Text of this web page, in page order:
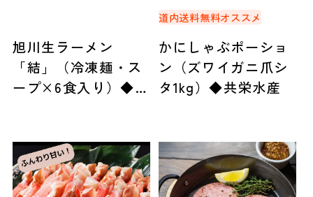
旭川生ラーメン
「結」（冷凍麺・ス
ープ×6食入り）◆人
道内送料無料オススメ
かにしゃぶポーショ
ン（ズワイガニ爪シ
タ1kg）◆共栄水産